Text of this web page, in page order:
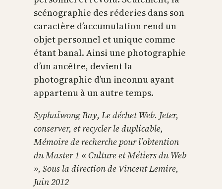
scénographie des réderies dans son
caractère d’accumulation rend un
objet personnel et unique comme
étant banal. Ainsi une photographie
d’un ancêtre, devient la
photographie d’un inconnu ayant
appartenu à un autre temps.
Syphaïwong Bay, Le déchet Web. Jeter,
conserver, et recycler le duplicable,
Mémoire de recherche pour l’obtention
du Master 1 « Culture et Métiers du Web
», Sous la direction de Vincent Lemire,
Juin 2012